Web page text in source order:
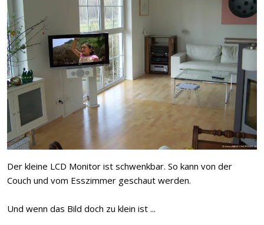
Der kleine LCD Monitor ist schwenkbar. So kann von der
Couch und vom Esszimmer geschaut werden.
Und wenn das Bild doch zu klein ist ...